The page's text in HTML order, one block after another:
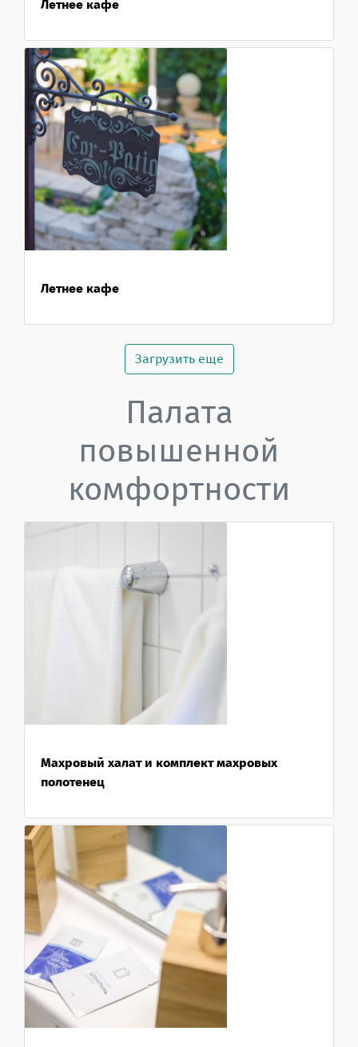
Летнее кафе
Летнее кафе
Загрузить еще
Палата
повышенной
комфортности
Махровый халат и комплект махровых
полотенец